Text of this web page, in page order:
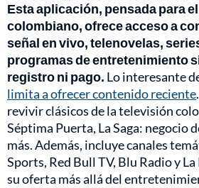
Esta aplicación, pensada para
colombiano, ofrece acceso a
señal en vivo, telenovelas,
programas de entretenimiento
registro ni pago. Lo interesante
limita a ofrecer contenido reciente
revivir clásicos de la televisión
Séptima Puerta, La Saga: negocio
más. Además, incluye canales
Sports, Red Bull TV, Blu Radio y
su oferta más allá del